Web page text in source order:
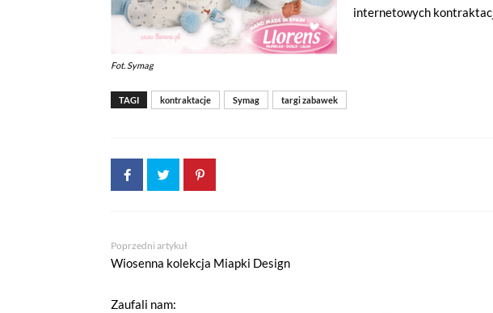
Fot. Symag
internetowych
TAGI kontraktacje Symag targi zabawek
Poprzedni artykuł
Wiosenna kolekcja Miapki Design
Zaufali nam: